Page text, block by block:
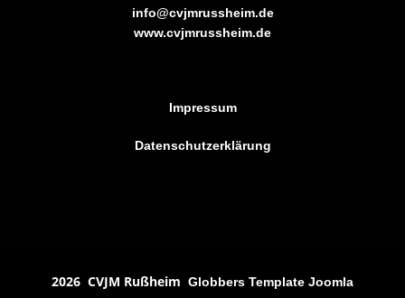
info@cvjmrussheim.de
www.cvjmrussheim.de
Impressum
Datenschutzerklärung
2026 CVJM Rußheim Globbers Template Joomla